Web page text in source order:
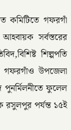
কমিটিতে গফরগাঁ
সর্বস্তরের
শিল্পপতি
গফরগাঁও উপজেলা
পুনর্মিলনীতে ফুলেল
রসুলপুর পর্যন্ত ১৫ই